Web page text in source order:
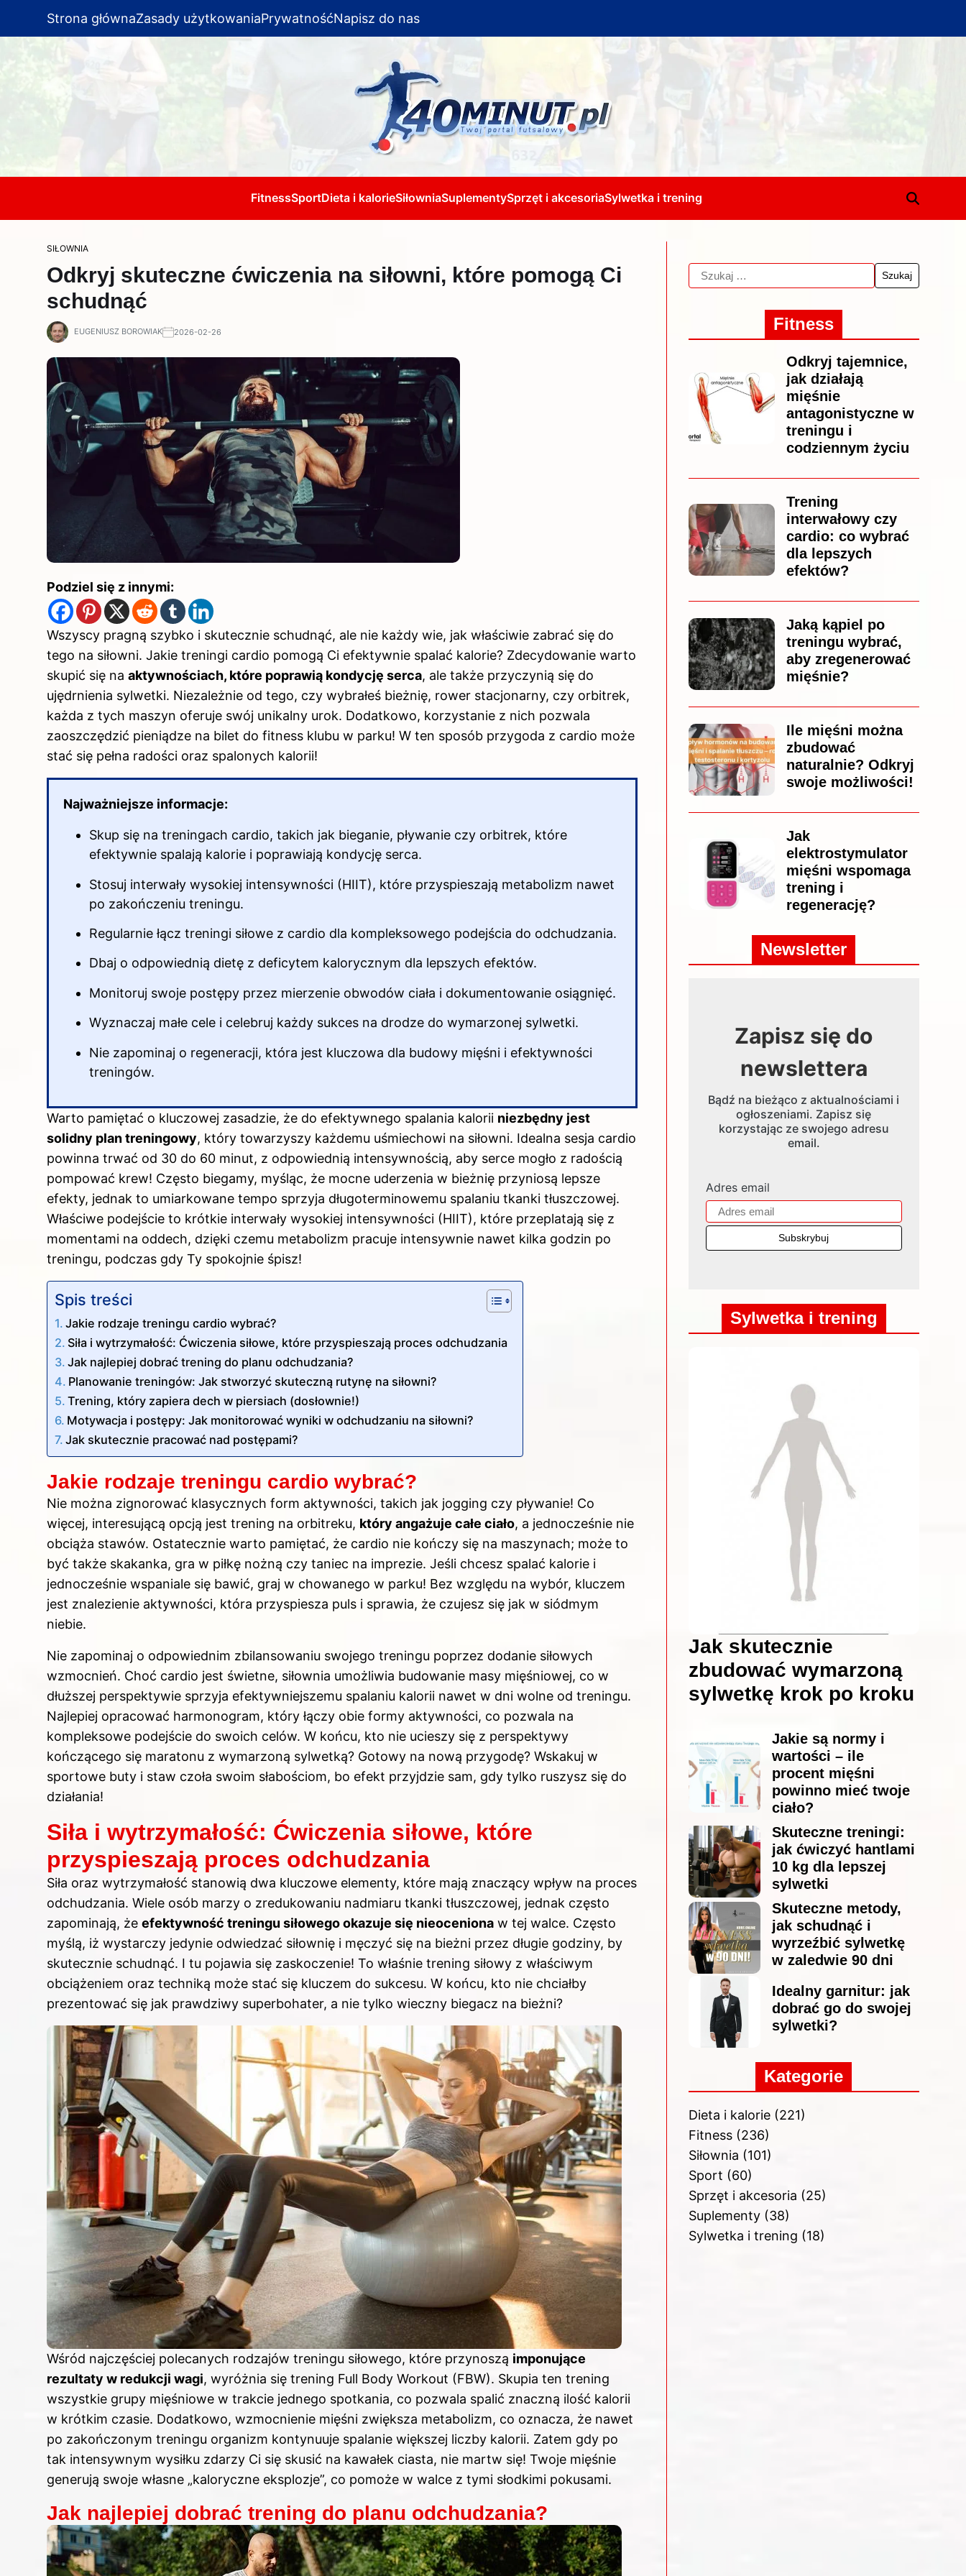
Strona głównaZasady użytkowaniaPrywatnośćNapisz do nas
FitnessSportDieta i kalorieSiłowniaSuplementySprzęt i akcesoriaSylwetka i trening
SIŁOWNIA
Odkryj skuteczne ćwiczenia na siłowni, które pomogą Ci
schudnąć
EUGENIUSZ BOROWIAK 2026-02-26
Podziel się z innymi:
Wszyscy pragną szybko i skutecznie schudnąć, ale nie każdy wie, jak właściwie zabrać się do
tego na siłowni. Jakie treningi cardio pomogą Ci efektywnie spalać kalorie? Zdecydowanie warto
skupić się na aktywnościach, które poprawią kondycję serca, ale także przyczynią się do
ujędrnienia sylwetki. Niezależnie od tego, czy wybrałeś bieżnię, rower stacjonarny, czy orbitrek,
każda z tych maszyn oferuje swój unikalny urok. Dodatkowo, korzystanie z nich pozwala
zaoszczędzić pieniądze na bilet do fitness klubu w parku! W ten sposób przygoda z cardio może
stać się pełna radości oraz spalonych kalorii!
Najważniejsze informacje:
Skup się na treningach cardio, takich jak bieganie, pływanie czy orbitrek, które
efektywnie spalają kalorie i poprawiają kondycję serca.
Stosuj interwały wysokiej intensywności (HIIT), które przyspieszają metabolizm nawet
po zakończeniu treningu.
Regularnie łącz treningi siłowe z cardio dla kompleksowego podejścia do odchudzania.
Dbaj o odpowiednią dietę z deficytem kalorycznym dla lepszych efektów.
Monitoruj swoje postępy przez mierzenie obwodów ciała i dokumentowanie osiągnięć.
Wyznaczaj małe cele i celebruj każdy sukces na drodze do wymarzonej sylwetki.
Nie zapominaj o regeneracji, która jest kluczowa dla budowy mięśni i efektywności
treningów.
Warto pamiętać o kluczowej zasadzie, że do efektywnego spalania kalorii niezbędny jest
solidny plan treningowy, który towarzyszy każdemu uśmiechowi na siłowni. Idealna sesja cardio
powinna trwać od 30 do 60 minut, z odpowiednią intensywnością, aby serce mogło z radością
pompować krew! Często biegamy, myśląc, że mocne uderzenia w bieżnię przyniosą lepsze
efekty, jednak to umiarkowane tempo sprzyja długoterminowemu spalaniu tkanki tłuszczowej.
Właściwe podejście to krótkie interwały wysokiej intensywności (HIIT), które przeplatają się z
momentami na oddech, dzięki czemu metabolizm pracuje intensywnie nawet kilka godzin po
treningu, podczas gdy Ty spokojnie śpisz!
Spis treści
Jakie rodzaje treningu cardio wybrać?
Siła i wytrzymałość: Ćwiczenia siłowe, które przyspieszają proces odchudzania
Jak najlepiej dobrać trening do planu odchudzania?
Planowanie treningów: Jak stworzyć skuteczną rutynę na siłowni?
Trening, który zapiera dech w piersiach (dosłownie!)
Motywacja i postępy: Jak monitorować wyniki w odchudzaniu na siłowni?
Jak skutecznie pracować nad postępami?
Jakie rodzaje treningu cardio wybrać?
Nie można zignorować klasycznych form aktywności, takich jak jogging czy pływanie! Co
więcej, interesującą opcją jest trening na orbitreku, który angażuje całe ciało, a jednocześnie nie
obciąża stawów. Ostatecznie warto pamiętać, że cardio nie kończy się na maszynach; może to
być także skakanka, gra w piłkę nożną czy taniec na imprezie. Jeśli chcesz spalać kalorie i
jednocześnie wspaniale się bawić, graj w chowanego w parku! Bez względu na wybór, kluczem
jest znalezienie aktywności, która przyspiesza puls i sprawia, że czujesz się jak w siódmym
niebie.
Nie zapominaj o odpowiednim zbilansowaniu swojego treningu poprzez dodanie siłowych
wzmocnień. Choć cardio jest świetne, siłownia umożliwia budowanie masy mięśniowej, co w
dłuższej perspektywie sprzyja efektywniejszemu spalaniu kalorii nawet w dni wolne od treningu.
Najlepiej opracować harmonogram, który łączy obie formy aktywności, co pozwala na
kompleksowe podejście do swoich celów. W końcu, kto nie ucieszy się z perspektywy
kończącego się maratonu z wymarzoną sylwetką? Gotowy na nową przygodę? Wskakuj w
sportowe buty i staw czoła swoim słabościom, bo efekt przyjdzie sam, gdy tylko ruszysz się do
działania!
Siła i wytrzymałość: Ćwiczenia siłowe, które
przyspieszają proces odchudzania
Siła oraz wytrzymałość stanowią dwa kluczowe elementy, które mają znaczący wpływ na proces
odchudzania. Wiele osób marzy o zredukowaniu nadmiaru tkanki tłuszczowej, jednak często
zapominają, że efektywność treningu siłowego okazuje się nieoceniona w tej walce. Często
myślą, iż wystarczy jedynie odwiedzać siłownię i męczyć się na bieżni przez długie godziny, by
skutecznie schudnąć. I tu pojawia się zaskoczenie! To właśnie trening siłowy z właściwym
obciążeniem oraz techniką może stać się kluczem do sukcesu. W końcu, kto nie chciałby
prezentować się jak prawdziwy superbohater, a nie tylko wieczny biegacz na bieżni?
Wśród najczęściej polecanych rodzajów treningu siłowego, które przynoszą imponujące
rezultaty w redukcji wagi, wyróżnia się trening Full Body Workout (FBW). Skupia ten trening
wszystkie grupy mięśniowe w trakcie jednego spotkania, co pozwala spalić znaczną ilość kalorii
w krótkim czasie. Dodatkowo, wzmocnienie mięśni zwiększa metabolizm, co oznacza, że nawet
po zakończonym treningu organizm kontynuuje spalanie większej liczby kalorii. Zatem gdy po
tak intensywnym wysiłku zdarzy Ci się skusić na kawałek ciasta, nie martw się! Twoje mięśnie
generują swoje własne „kaloryczne eksplozje”, co pomoże w walce z tymi słodkimi pokusami.
Jak najlepiej dobrać trening do planu odchudzania?
Fitness
Odkryj tajemnice,
jak działają
mięśnie
antagonistyczne w
treningu i
codziennym życiu
Trening
interwałowy czy
cardio: co wybrać
dla lepszych
efektów?
Jaką kąpiel po
treningu wybrać,
aby zregenerować
mięśnie?
Ile mięśni można
zbudować
naturalnie? Odkryj
swoje możliwości!
Jak
elektrostymulator
mięśni wspomaga
trening i
regenerację?
Newsletter
Zapisz się do
newslettera
Bądź na bieżąco z aktualnościami i
ogłoszeniami. Zapisz się
korzystając ze swojego adresu
email.
Adres email
Sylwetka i trening
Jak skutecznie
zbudować wymarzoną
sylwetkę krok po kroku
Jakie są normy i
wartości – ile
procent mięśni
powinno mieć twoje
ciało?
Skuteczne treningi:
jak ćwiczyć hantlami
10 kg dla lepszej
sylwetki
Skuteczne metody,
jak schudnąć i
wyrzeźbić sylwetkę
w zaledwie 90 dni
Idealny garnitur: jak
dobrać go do swojej
sylwetki?
Kategorie
Dieta i kalorie(221)
Fitness(236)
Siłownia (101)
Sport (60)
Sprzęt i akcesoria (25)
Suplementy(38)
Sylwetka i trening (18)